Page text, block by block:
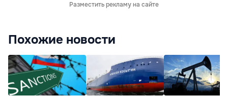
Разместить рекламу на сайте
Похожие новости